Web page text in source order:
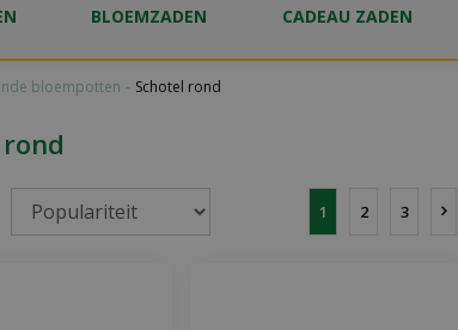
bloempotten Schotel rond
BLOEMZADEN CADEAU ZADEN
1 2 3